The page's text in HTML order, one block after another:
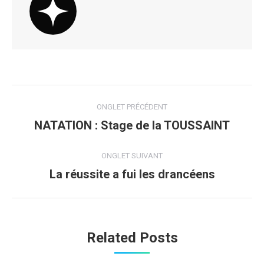
commentaire
ONGLET PRÉCÉDENT
Onglet
NATATION : Stage de la TOUSSAINT
ONGLET SUIVANT
Onglet
La réussite a fui les drancéens
Related Posts